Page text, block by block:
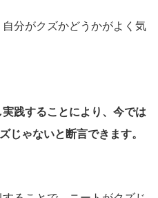
分がクズかどうかがよく気
践することにより、今では
じゃないと断言できます。